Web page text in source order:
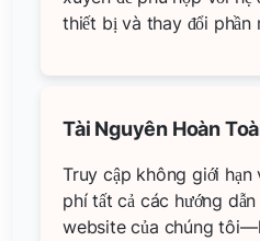
thiết bị và thay đổi phần
Tài Nguyên Hoàn
Truy cập không giới hạn
phí tất cả các hướng
website của chúng